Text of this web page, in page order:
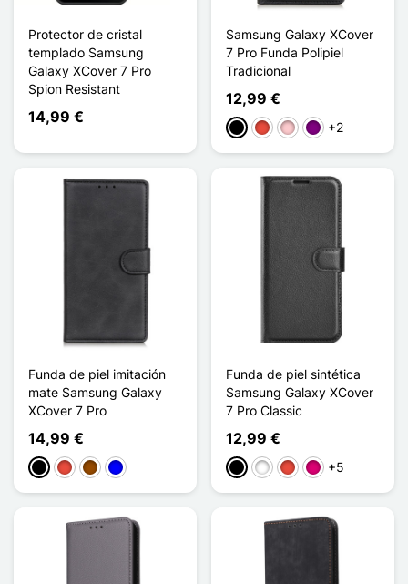
Protector de cristal
templado Samsung
Galaxy XCover 7 Pro
Spion Resistant
14,99 €
Samsung Galaxy XCover
7 Pro Funda Polipiel
Tradicional
12,99 €
NegroRojoRosaPúrpura
+2
Funda de piel imitación
mate Samsung Galaxy
XCover 7 Pro
14,99 €
NegroRojoMarrón
Azul
Funda de piel sintética
Samsung Galaxy XCover
7 Pro Classic
12,99 €
NegroBlancoRojoMagenta
+5